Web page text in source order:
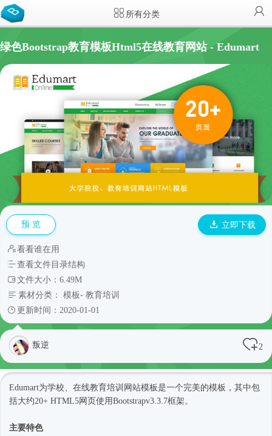
所有分类
绿色Bootstrap教育模板Html5在线教育网站 - Edumart
预 览 立即下载
看看谁在用
查看文件目录结构
文件大小：6.49M
素材分类： 模板- 教育培训
更新时间：2020-01-01
叛逆 2
Edumart为学校、在线教育培训 网站模板是一个完美的模板，其中包
括大约20+ HTML5网页使用Bootstrapv3.3.7框架。
主要特色